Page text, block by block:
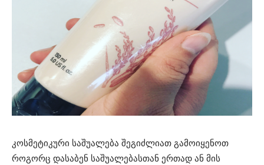
კოსმეტიკური საშუალება შეგიძლიათ გამოიყენოთ
როგორც დასაბენ საშუალებასთან ერთად ან მის